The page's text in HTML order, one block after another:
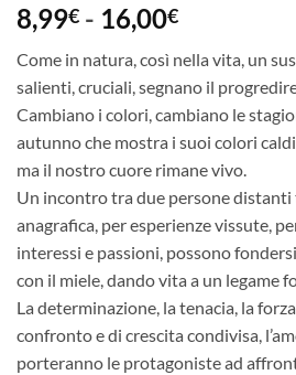
8,99€ - 16,00€Fascia
prezzo:
da
8,99€
a
16,00€
Come in natura, così nella vita, un
salienti, cruciali, segnano il
Cambiano i colori, cambiano le
autunno che mostra i suoi colori
ma il nostro cuore rimane vivo.
Un incontro tra due persone distanti
anagrafica, per esperienze vissute,
interessi e passioni, possono
con il miele, dando vita a un legame
La determinazione, la tenacia, la
confronto e di crescita condivisa,
porteranno le protagoniste ad